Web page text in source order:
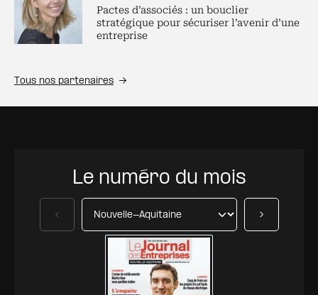
Pactes d’associés : un bouclier
stratégique pour sécuriser l’avenir d’une
entreprise
Tous nos partenaires
Le numéro du mois
Précédent Suivant